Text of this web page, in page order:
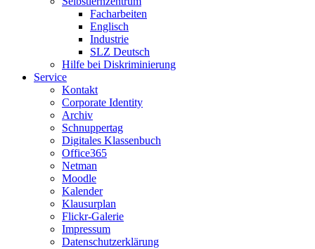
Facharbeiten
Englisch
Industrie
SLZ Deutsch
Hilfe bei Diskriminierung
Service
Kontakt
Corporate Identity
Archiv
Schnuppertag
Digitales Klassenbuch
Office365
Netman
Moodle
Kalender
Klausurplan
Flickr-Galerie
Impressum
Datenschutzerklärung